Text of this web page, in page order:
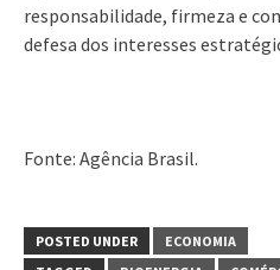
responsabilidade, firmeza e
defesa dos interesses
Fonte: Agência Brasil.
POSTED UNDER
ECONOMIA